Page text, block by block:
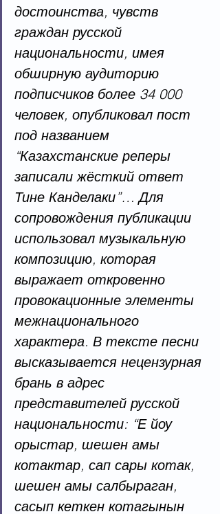
достоинства, чувств
граждан русской
национальности, имея
обширную аудиторию
подписчиков более 34 000
человек, опубликовал пост
под названием
“Казахстанские реперы
записали жёсткий ответ
Тине Канделаки”… Для
сопровождения публикации
использовал музыкальную
композицию, которая
выражает откровенно
провокационные элементы
межнационального
характера. В тексте песни
высказывается нецензурная
брань в адрес
представителей русской
национальности: “Е йоу
орыстар, шешен амы
котактар, сап сары котак,
шешен амы салбыраган,
сасып кеткен котагынын